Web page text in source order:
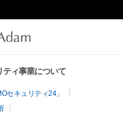
ティ事業について
セキュリティ24」